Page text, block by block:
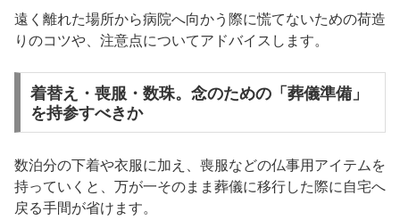
遠く離れた場所から病院へ向かう際に慌てないための荷造
りのコツや、注意点についてアドバイスします。
着替え・喪服・数珠。念のための「葬儀準備」
を持参すべきか
数泊分の下着や衣服に加え、喪服などの仏事用アイテムを
持っていくと、万が一そのまま葬儀に移行した際に自宅へ
戻る手間が省けます。